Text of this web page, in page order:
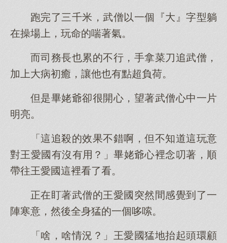
跑完了三千米，武僧以一個『大』字型躺
在操場上，玩命的喘著氣。
而司務長也累的不行，手拿菜刀追武僧，
加上大病初癒，讓他也有點超負荷。
但是畢姥爺卻很開心，望著武僧心中一片
明亮。
「這追殺的效果不錯啊，但不知道這玩意
對王愛國有沒有用？」畢姥爺心裡念叨著，順
帶往王愛國這裡看了看。
正在盯著武僧的王愛國突然間感覺到了一
陣寒意，然後全身猛的一個哆嗦。
「啥，啥情況？」王愛國猛地抬起頭環顧